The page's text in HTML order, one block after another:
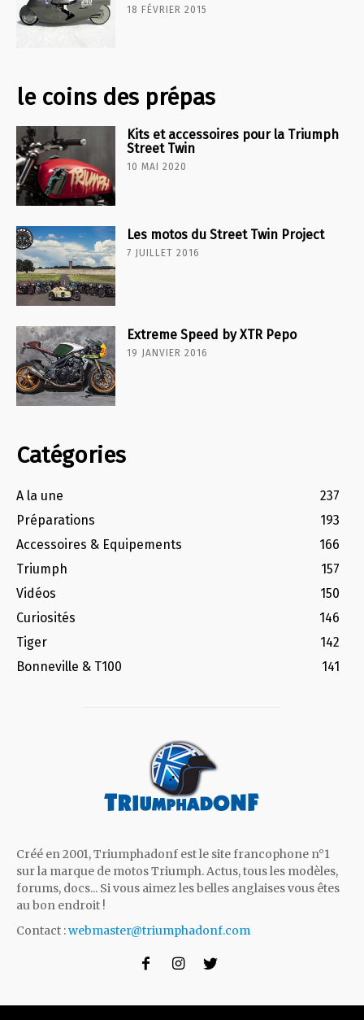
18 FÉVRIER 2015
le coins des prépas
Kits et accessoires pour la Triumph
Street Twin
10 MAI 2020
Les motos du Street Twin Project
7 JUILLET 2016
Extreme Speed by XTR Pepo
19 JANVIER 2016
Catégories
A la une
237
Préparations
193
Accessoires & Equipements
166
Triumph
157
Vidéos
150
Curiosités
146
Tiger
142
Bonneville & T100
141
Créé en 2001, Triumphadonf est le site francophone n°1
sur la marque de motos Triumph. Actus, tous les modèles,
forums, docs... Si vous aimez les belles anglaises vous êtes
au bon endroit !
Contact :webmaster@triumphadonf.com